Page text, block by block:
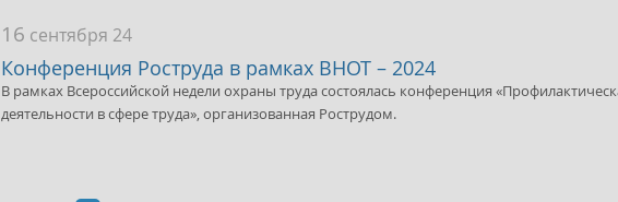
16 сентября 24
Конференция Роструда в рамках ВНОТ – 2024
В рамках Всероссийской недели охраны труда состоялась конференция
деятельности в сфере труда», организованная Рострудом.